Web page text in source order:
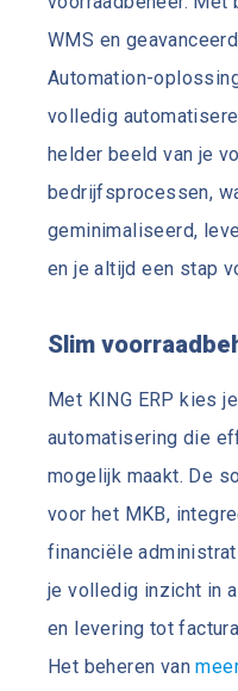
WMS en
Automation-
volledig
helder beeld van je
bedrijfsprocessen,
geminimaliseerd,
en je altijd een stap
Slim
Met KING ERP kies
automatisering die
mogelijk maakt. De
voor het MKB,
financiële
je volledig inzicht in
en levering tot
Het beheren van